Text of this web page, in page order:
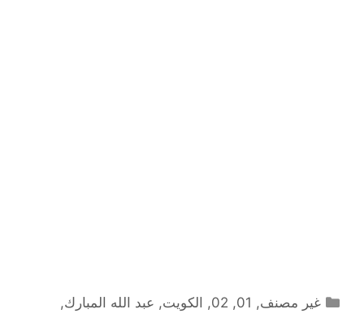
التصنيفات
غير مصنف,
01
,
02
, الكويت, عبد الله المبارك,